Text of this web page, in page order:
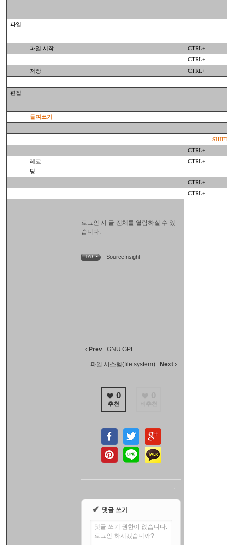
파일
파일 시작
CTRL+
CTRL+
저장
CTRL+
편집
들여쓰기
CTRL+
레코
딩
CTRL+
CTRL+
CTRL+
로그인 시 글 전체를 열람하실 수 있
습니다.
TAG • SourceInsight
Prev GNU GPL
파일 시스템(file system) Next
0
추천
✔ 댓글 쓰기
댓글 쓰기 권한이 없습니다.
로그인 하시겠습니까?